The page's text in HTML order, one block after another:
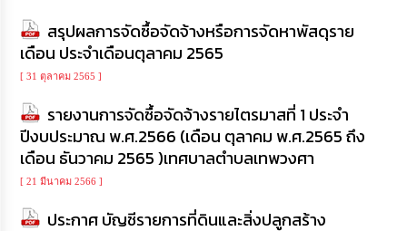
สรุปผลการจัดซื้อจัดจ้างหรือการจัดหาพัสดุราย
เดือน ประจำเดือนตุลาคม 2565
[ 31 ตุลาคม 2565 ]
รายงานการจัดซื้อจัดจ้างรายไตรมาสที่ 1 ประจำ
ปีงบประมาณ พ.ศ.2566 (เดือน ตุลาคม พ.ศ.2565 ถึง
เดือน ธันวาคม 2565 )เทศบาลตำบลเทพวงศา
[ 21 มีนาคม 2566 ]
ประกาศ บัญชีรายการที่ดินและสิ่งปลูกสร้าง